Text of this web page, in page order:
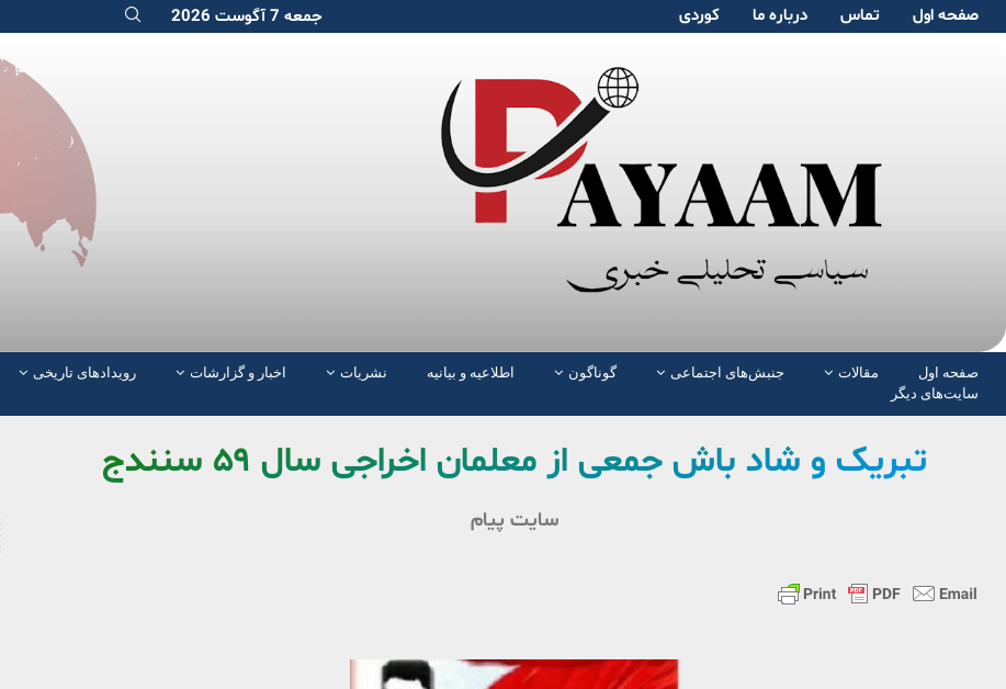
صفحە اول تماس دربارە ما کوردی جمعه 7 آگوست 2026
صفحە اول مقالات جنبش‌های اجتماعی گوناگون اطلاعیه و بیانیه نشریات اخبار و گزارشات رویدادهای تاریخی
سایت‌های دیگر
تبریک و شاد باش جمعی از معلمان اخراجی سال ۵۹ سنندج
سایت پیام